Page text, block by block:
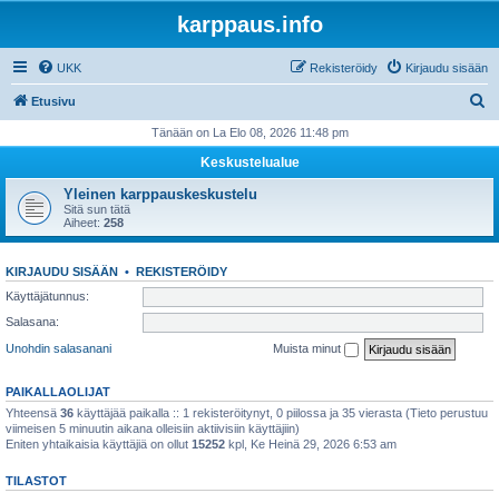
karppaus.info
UKK Kirjaudu sisään
Rekisteröidy
Etusivu
i
Tänään on La Elo 08, 2026 11:48 pm
Keskustelualue
Yleinen karppauskeskustelu
Sitä sun tätä
Aiheet: 258
KIRJAUDU SISÄÄN • REKISTERÖIDY
Käyttäjätunnus:
Salasana:
Unohdin salasanani
Muista minut
PAIKALLAOLIJAT
Yhteensä 36 käyttäjää paikalla :: 1 rekisteröitynyt, 0 piilossa ja 35 vierasta (Tieto perustuu
viimeisen 5 minuutin aikana olleisiin aktiivisiin käyttäjiin)
Eniten yhtaikaisia käyttäjiä on ollut 15252 kpl, Ke Heinä 29, 2026 6:53 am
TILASTOT